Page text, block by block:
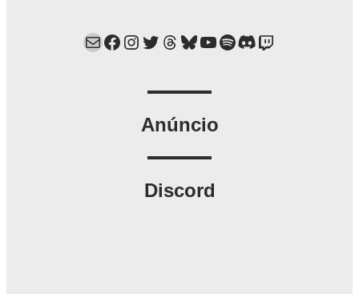
Mail Facebook Instagram Twitter Threads Bluesky YouTube Spotify Discord Twitch
Anúncio
Discord